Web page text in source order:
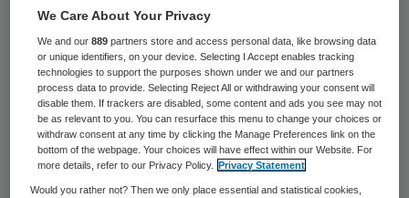
26 juli 2019
12:28
46 keer gelezen
Het Integraal Kankercentrum Nederland
(IKNL) heeft de bestaande handreiking over
bekostiging voor palliatieve zorg bijgewerkt
naar de situatie in 2020, meldt ActiZ.
We Care About Your Privacy
We and our889 partners store and access personal data, like browsing data
or unique identifiers, on your device. Selecting I Accept enables tracking
technologies to support the purposes shown under we and our partners
process data to provide. Selecting Reject All or withdrawing your consent will
disable them. If trackers are disabled, some content and ads you see may not
be as relevant to you. You can resurface this menu to change your choices or
withdraw consent at any time by clicking the Manage Preferences link on the
bottom of the webpage. Your choices will have effect within our Website. For
more details, refer to our Privacy Policy.
Privacy Statement
Would you rather not? Then we only place essential and statistical cookies,